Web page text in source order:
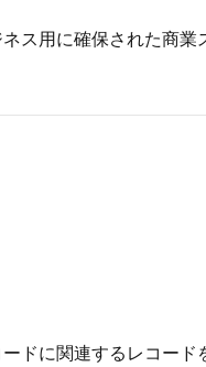
ス用に確保された商
ドに関連するレコー